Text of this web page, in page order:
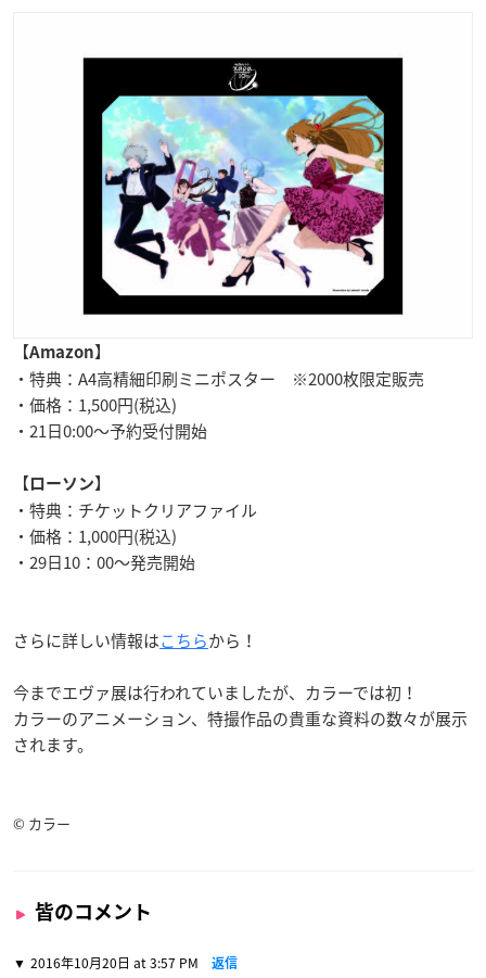
【Amazon】
・特典：A4高精細印刷ミニポスター ※2000枚限定販売
・価格：1,500円(税込)
・21日0:00〜予約受付開始
【 ローソン】
・特典：チケットクリアファイル
・価格：1,000円(税込)
・29日10：00〜発売開始
さらに詳しい情報はこちらから！
今までエヴァ展は行われていましたが、カラーでは初！
カラーのアニメーション、特撮作品の貴重な資料の数々が展示
されます。
© カラー
皆のコメント
2016年10月20日 at 3:57 PM 返信